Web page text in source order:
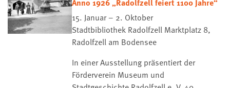
15. Januar – 2. Oktober
Stadtbibliothek Radolfzell Marktplatz 8,
Radolfzell am Bodensee
In einer Ausstellung präsentiert der
Förderverein Museum und